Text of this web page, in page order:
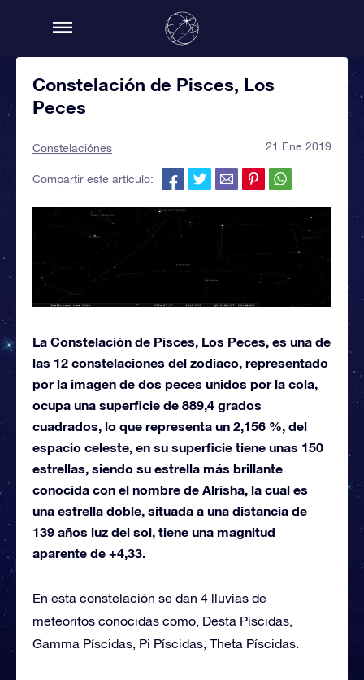
Constelación de Pisces, Los
Peces
Constelaciónes 21 Ene 2019
Compartir este artículo:
La Constelación de Pisces, Los Peces, es una de
las 12 constelaciones del zodiaco, representado
por la imagen de dos peces unidos por la cola,
ocupa una superficie de 889,4 grados
cuadrados, lo que representa un 2,156 %, del
espacio celeste, en su superficie tiene unas 150
estrellas, siendo su estrella más brillante
conocida con el nombre de Alrisha, la cual es
una estrella doble, situada a una distancia de
139 años luz del sol, tiene una magnitud
aparente de +4,33.
En esta constelación se dan 4 lluvias de
meteoritos conocidas como, Desta Píscidas,
Gamma Píscidas, Pi Píscidas, Theta Píscidas.